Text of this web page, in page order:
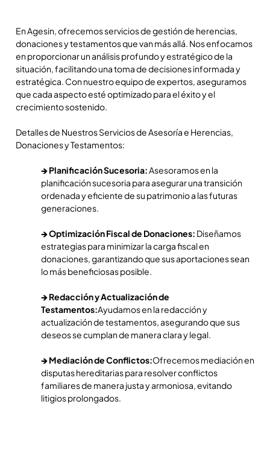
En Agesin, ofrecemos servicios de gestión de herencias,
donaciones y testamentos que van más allá. Nos enfocamos
en proporcionar un análisis profundo y estratégico de la
situación, facilitando una toma de decisiones informada y
estratégica. Con nuestro equipo de expertos, aseguramos
que cada aspecto esté optimizado para el éxito y el
crecimiento sostenido.
Detalles de Nuestros Servicios de Asesoría e Herencias,
Donaciones y Testamentos:
🡺Planificación Sucesoria:Asesoramos en la
planificación sucesoria para asegurar una transición
ordenada y eficiente de su patrimonio a las futuras
generaciones.
🡺Optimización Fiscal de Donaciones: Diseñamos
estrategias para minimizar la carga fiscal en
donaciones, garantizando que sus aportaciones sean
lo más beneficiosas posible.
🡺Redacción y Actualización de
Testamentos:Ayudamos en la redacción y
actualización de testamentos, asegurando que sus
deseos se cumplan de manera clara y legal.
🡺Mediación de Conflictos:Ofrecemos mediación en
disputas hereditarias para resolver conflictos
familiares de manera justa y armoniosa, evitando
litigios prolongados.